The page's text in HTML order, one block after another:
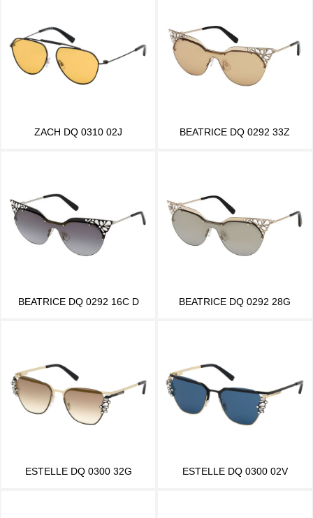
ZACH DQ 0310 02J BEATRICE DQ 0292 33Z
BEATRICE DQ 0292 16C D BEATRICE DQ 0292 28G
ESTELLE DQ 0300 32G ESTELLE DQ 0300 02V